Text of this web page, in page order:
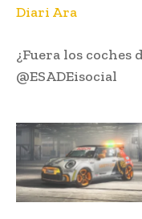
Diari Ara
¿Fuera los coches
@ESADEisocial